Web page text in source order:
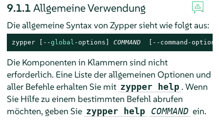
9.1.1 Allgemeine Verwendung
Die allgemeine Syntax von Zypper sieht wie folgt aus:
zypper [--global -options] COMMAND [--command-
Die Komponenten in Klammern sind nicht
erforderlich. Eine Liste der allgemeinen Optionen und
aller Befehle erhalten Sie mit zypper help . Wenn
Sie Hilfe zu einem bestimmten Befehl abrufen
möchten, geben Sie zypper help COMMAND ein.